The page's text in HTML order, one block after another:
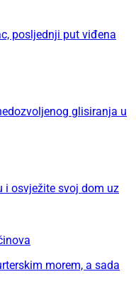
posljednji put viđena
glisiranja u
i osvježite svoj dom uz
morem, a sada